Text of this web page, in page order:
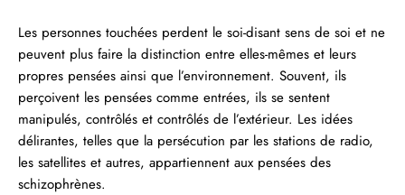
Les personnes touchées perdent le soi-disant sens de soi et ne
peuvent plus faire la distinction entre elles-mêmes et leurs
propres pensées ainsi que l’environnement. Souvent, ils
perçoivent les pensées comme entrées, ils se sentent
manipulés, contrôlés et contrôlés de l’extérieur. Les idées
délirantes, telles que la persécution par les stations de radio,
les satellites et autres, appartiennent aux pensées des
schizophrènes.